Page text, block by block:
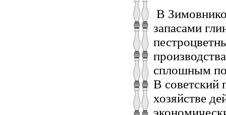
В
запасами
сплошным
В советский
хозяйстве